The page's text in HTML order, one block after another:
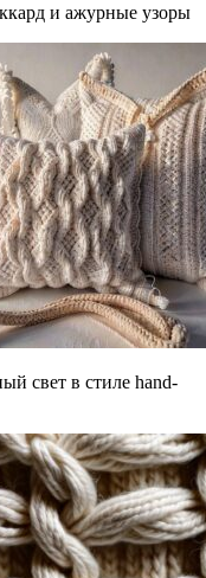
и ажурные узоры
свет в стиле hand-